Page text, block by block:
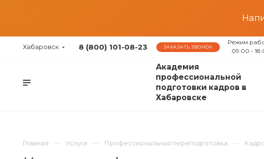
Хабаровск 8 (800) 101-08-23 ЗАКАЗАТЬ ЗВОНОК
Режим
09:00 -
Академия
профессиональной
подготовки кадров в
Хабаровске
Главная Услуги Профессиональная переподготовка